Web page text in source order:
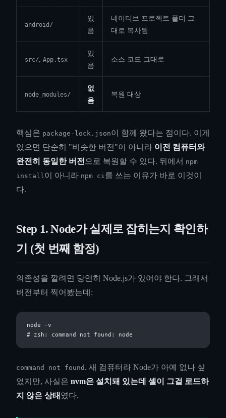
android/
있
음
네이티브 프로젝트 폴더 그
대로 복사됨
src/ App.tsx
있
음
소스 코드 그대로
node_modules/
없
음
복원 대상
핵심은 package-lock.json이 함께 왔다는 점이다. 이게
있으면 단순히 "비슷한 버전"이 아니라 이전 컴퓨터와
완전히 동일한 버전 으로 복원할 수 있다. 뒤에서 npm
install 이 아니라 npm ci 를 쓰는 이유가 바로 이것이
다.
Step 1. Node가 실제로 잡히는지 확인하
기 (첫 번째 함정)
의존성을 깔려면 당연히 Node.js가 있어야 한다. 그래서
버전부터 찍어봤는데:
node -v
command not found . 새 컴퓨터라 Node가 아예 없나 싶
었지만, 사실은 nvm은 설치돼 있는데 셸이 그걸 로드하
지 않은 상태 였다.